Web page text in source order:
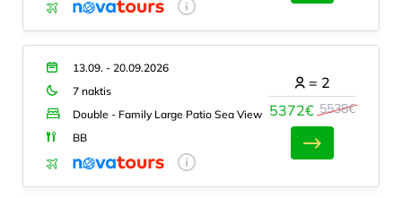
13.09. - 20.09.2026
7 naktis
Double - Family Large Patio Sea View
BB
5372€ 5538€
= 2